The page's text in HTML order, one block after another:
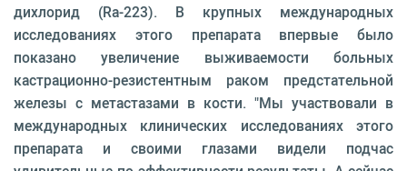
дихлорид (Ra-223). В крупных международных
исследованиях этого препарата впервые было
показано увеличение выживаемости больных
кастрационно-резистентным раком предстательной
железы с метастазами в кости. "Мы участвовали в
международных клинических исследованиях этого
препарата и своими глазами видели подчас